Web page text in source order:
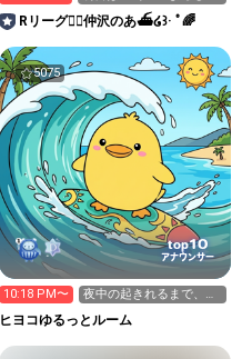
お願いいたします🙇‍♀️
Rリーグ❤️‍🔥仲沢のあ⛴໒꒱· ﾟ🌈
5075
top10
アナウンサー
10:18 PM〜
夜中の起きれるまで、お
われまてん
ヒヨコゆるっとルーム